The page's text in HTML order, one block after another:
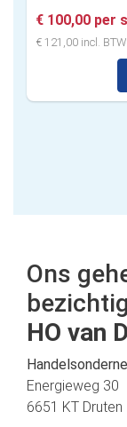
€ 100,00 per
€ 121,00 incl. BTW
Ons
HO van
Energieweg 30
6651 KT Druten